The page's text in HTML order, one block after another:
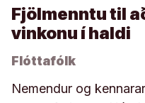
Fjölmenntu til
vinkonu í haldi
Flóttafólk
Nemendur og